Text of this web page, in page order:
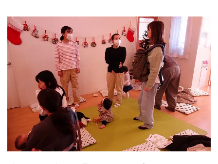
神奈川県 神奈川県 全域
千葉県 千葉県 全域